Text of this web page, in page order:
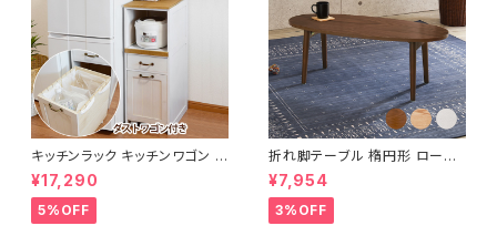
キッチンラック キッチンワゴン キ
ャスター付き 収納ラック 一人暮
らし スリムキッチンラック 幅30
cm 完成品
¥17,290
5%OFF
折れ脚テーブル 楕円形 ローテ
ーブル センターテーブル リビン
グテーブル 天然木 幅95 3色展
開
¥7,954
3%OFF